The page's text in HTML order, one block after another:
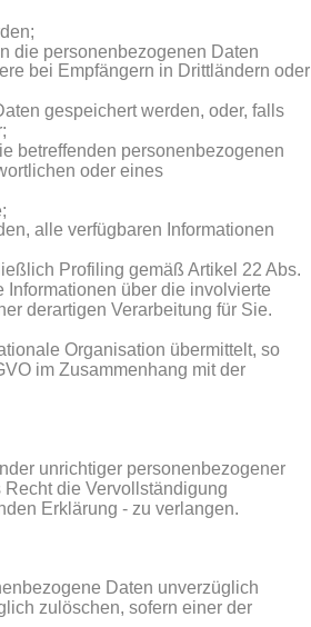
die personenbezogenen Daten
bei Empfängern in Drittländern oder
gespeichert werden, oder, falls
betreffenden personenbezogenen
oder eines
alle verfügbaren Informationen
Profiling gemäß Artikel 22 Abs.
über die involvierte
derartigen Verarbeitung für Sie.
Organisation übermittelt, so
im Zusammenhang mit der
unrichtiger personenbezogener
die Vervollständigung
Erklärung - zu verlangen.
Daten unverzüglich
zulöschen, sofern einer der